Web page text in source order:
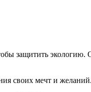
защитить экологию.
своих мечт и желаний.